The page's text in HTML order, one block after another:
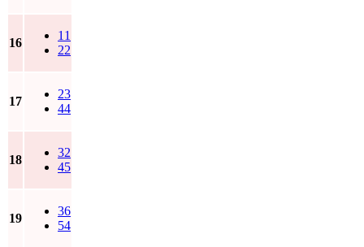
16
11
22
17
23
44
18
32
45
19
36
54